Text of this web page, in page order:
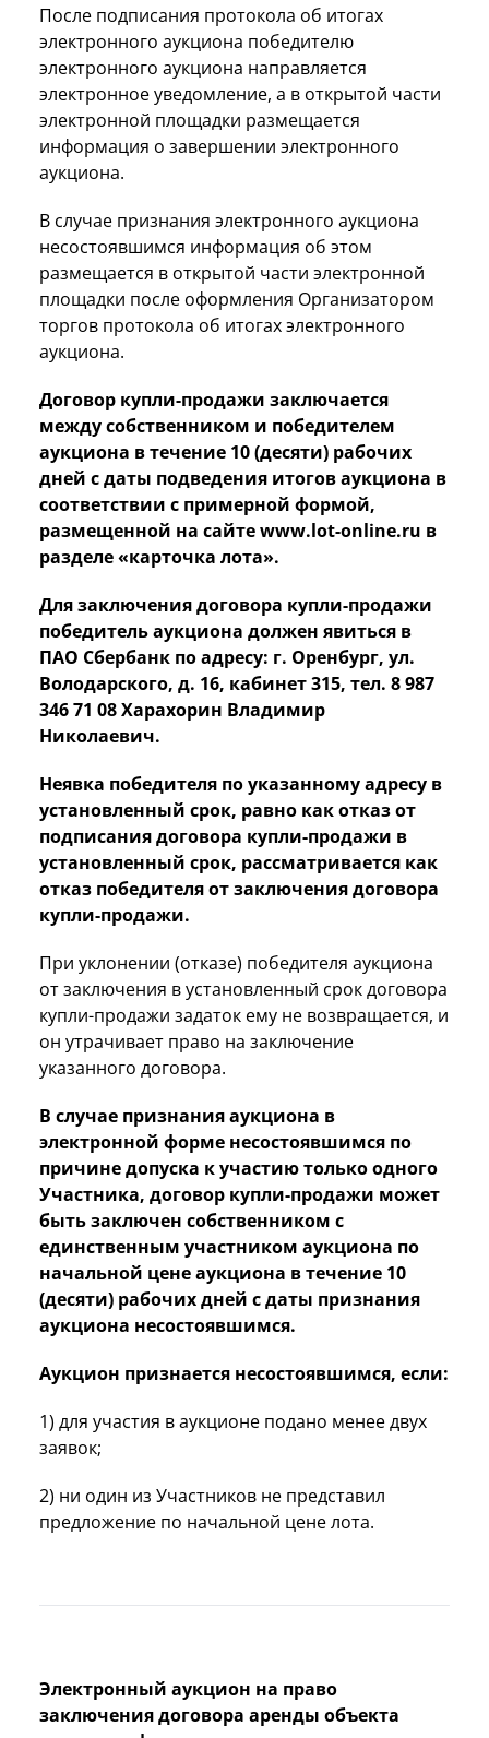
После подписания протокола об итогах
электронного аукциона победителю
электронного аукциона направляется
электронное уведомление, а в открытой части
электронной площадки размещается
информация о завершении электронного
аукциона.
В случае признания электронного аукциона
несостоявшимся информация об этом
размещается в открытой части электронной
площадки после оформления Организатором
торгов протокола об итогах электронного
аукциона.
Договор купли-продажи заключается
между собственником и победителем
аукциона в течение 10 (десяти) рабочих
дней с даты подведения итогов аукциона в
соответствии с примерной формой,
размещенной на сайте www.lot-online.ru в
разделе «карточка лота».
Для заключения договора купли-продажи
победитель аукциона должен явиться в
ПАО Сбербанк по адресу: г. Оренбург, ул.
Володарского, д. 16, кабинет 315, тел. 8 987
346 71 08 Харахорин Владимир
Николаевич.
Неявка победителя по указанному адресу в
установленный срок, равно как отказ от
подписания договора купли-продажи в
установленный срок, рассматривается как
отказ победителя от заключения договора
купли-продажи.
При уклонении (отказе) победителя аукциона
от заключения в установленный срок договора
купли-продажи задаток ему не возвращается, и
он утрачивает право на заключение
указанного договора.
В случае признания аукциона в
электронной форме несостоявшимся по
причине допуска к участию только одного
Участника, договор купли-продажи может
быть заключен собственником с
единственным участником аукциона по
начальной цене аукциона в течение 10
(десяти) рабочих дней с даты признания
аукциона несостоявшимся.
Аукцион признается несостоявшимся, если:
1) для участия в аукционе подано менее двух
заявок;
2) ни один из Участников не представил
предложение по начальной цене лота.
Электронный аукцион на право
заключения договора аренды объекта